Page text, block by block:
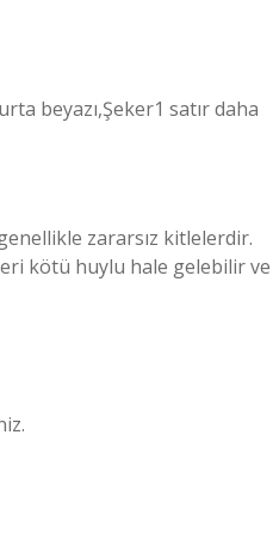
beyazı,Şeker1 satır daha
zararsız kitlelerdir.
kötü huylu hale gelebilir ve